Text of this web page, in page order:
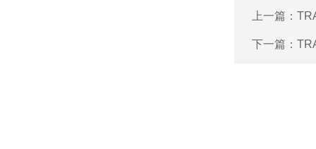
上一篇：
下一篇：